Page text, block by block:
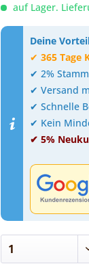
auf Lager.
Deine
✔365 Tage
✔ 2%
✔ Versand
✔ Schnelle
✔ Kein
✔ 5%